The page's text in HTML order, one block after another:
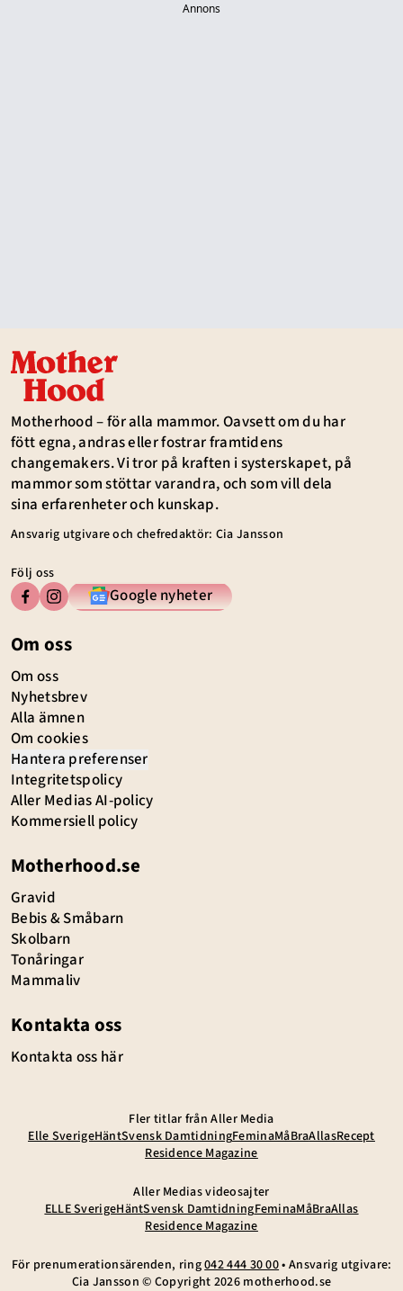
Annons
Motherhood – för alla mammor. Oavsett om du har
fött egna, andras eller fostrar framtidens
changemakers. Vi tror på kraften i systerskapet, på
mammor som stöttar varandra, och som vill dela
sina erfarenheter och kunskap.
Ansvarig utgivare och chefredaktör: Cia Jansson
Följ oss
Google nyheter
Om oss
Om oss
Nyhetsbrev
Alla ämnen
Om cookies
Hantera preferenser
Integritetspolicy
Aller Medias AI-policy
Kommersiell policy
Motherhood.se
Gravid
Bebis & Småbarn
Skolbarn
Tonåringar
Mammaliv
Kontakta oss
Kontakta oss här
Fler titlar från Aller Media
Elle SverigeHäntSvensk DamtidningFeminaMåBraAllasRecept
Residence Magazine
Aller Medias videosajter
ELLE SverigeHäntSvensk DamtidningFeminaMåBraAllas
Residence Magazine
För prenumerationsärenden, ring042 444 30 00• Ansvarig utgivare:
Cia Jansson © Copyright 2026 motherhood.se